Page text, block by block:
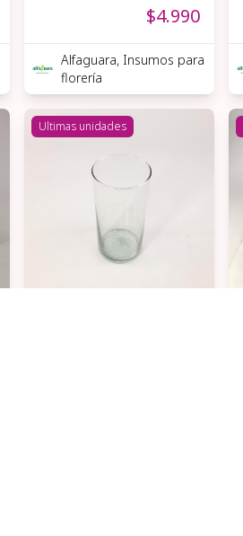
$4.990
Alfaguara, Insumos para
florería
Ultimas unidades